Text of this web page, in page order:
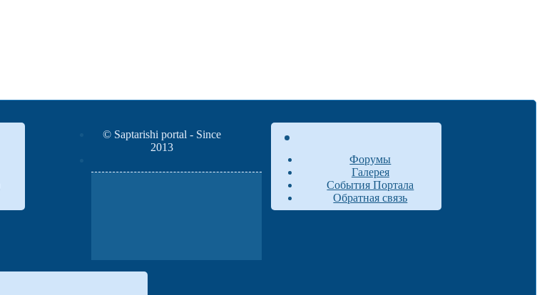
© Saptarishi portal - Since
2013
Форумы
Галерея
События Портала
Обратная связь